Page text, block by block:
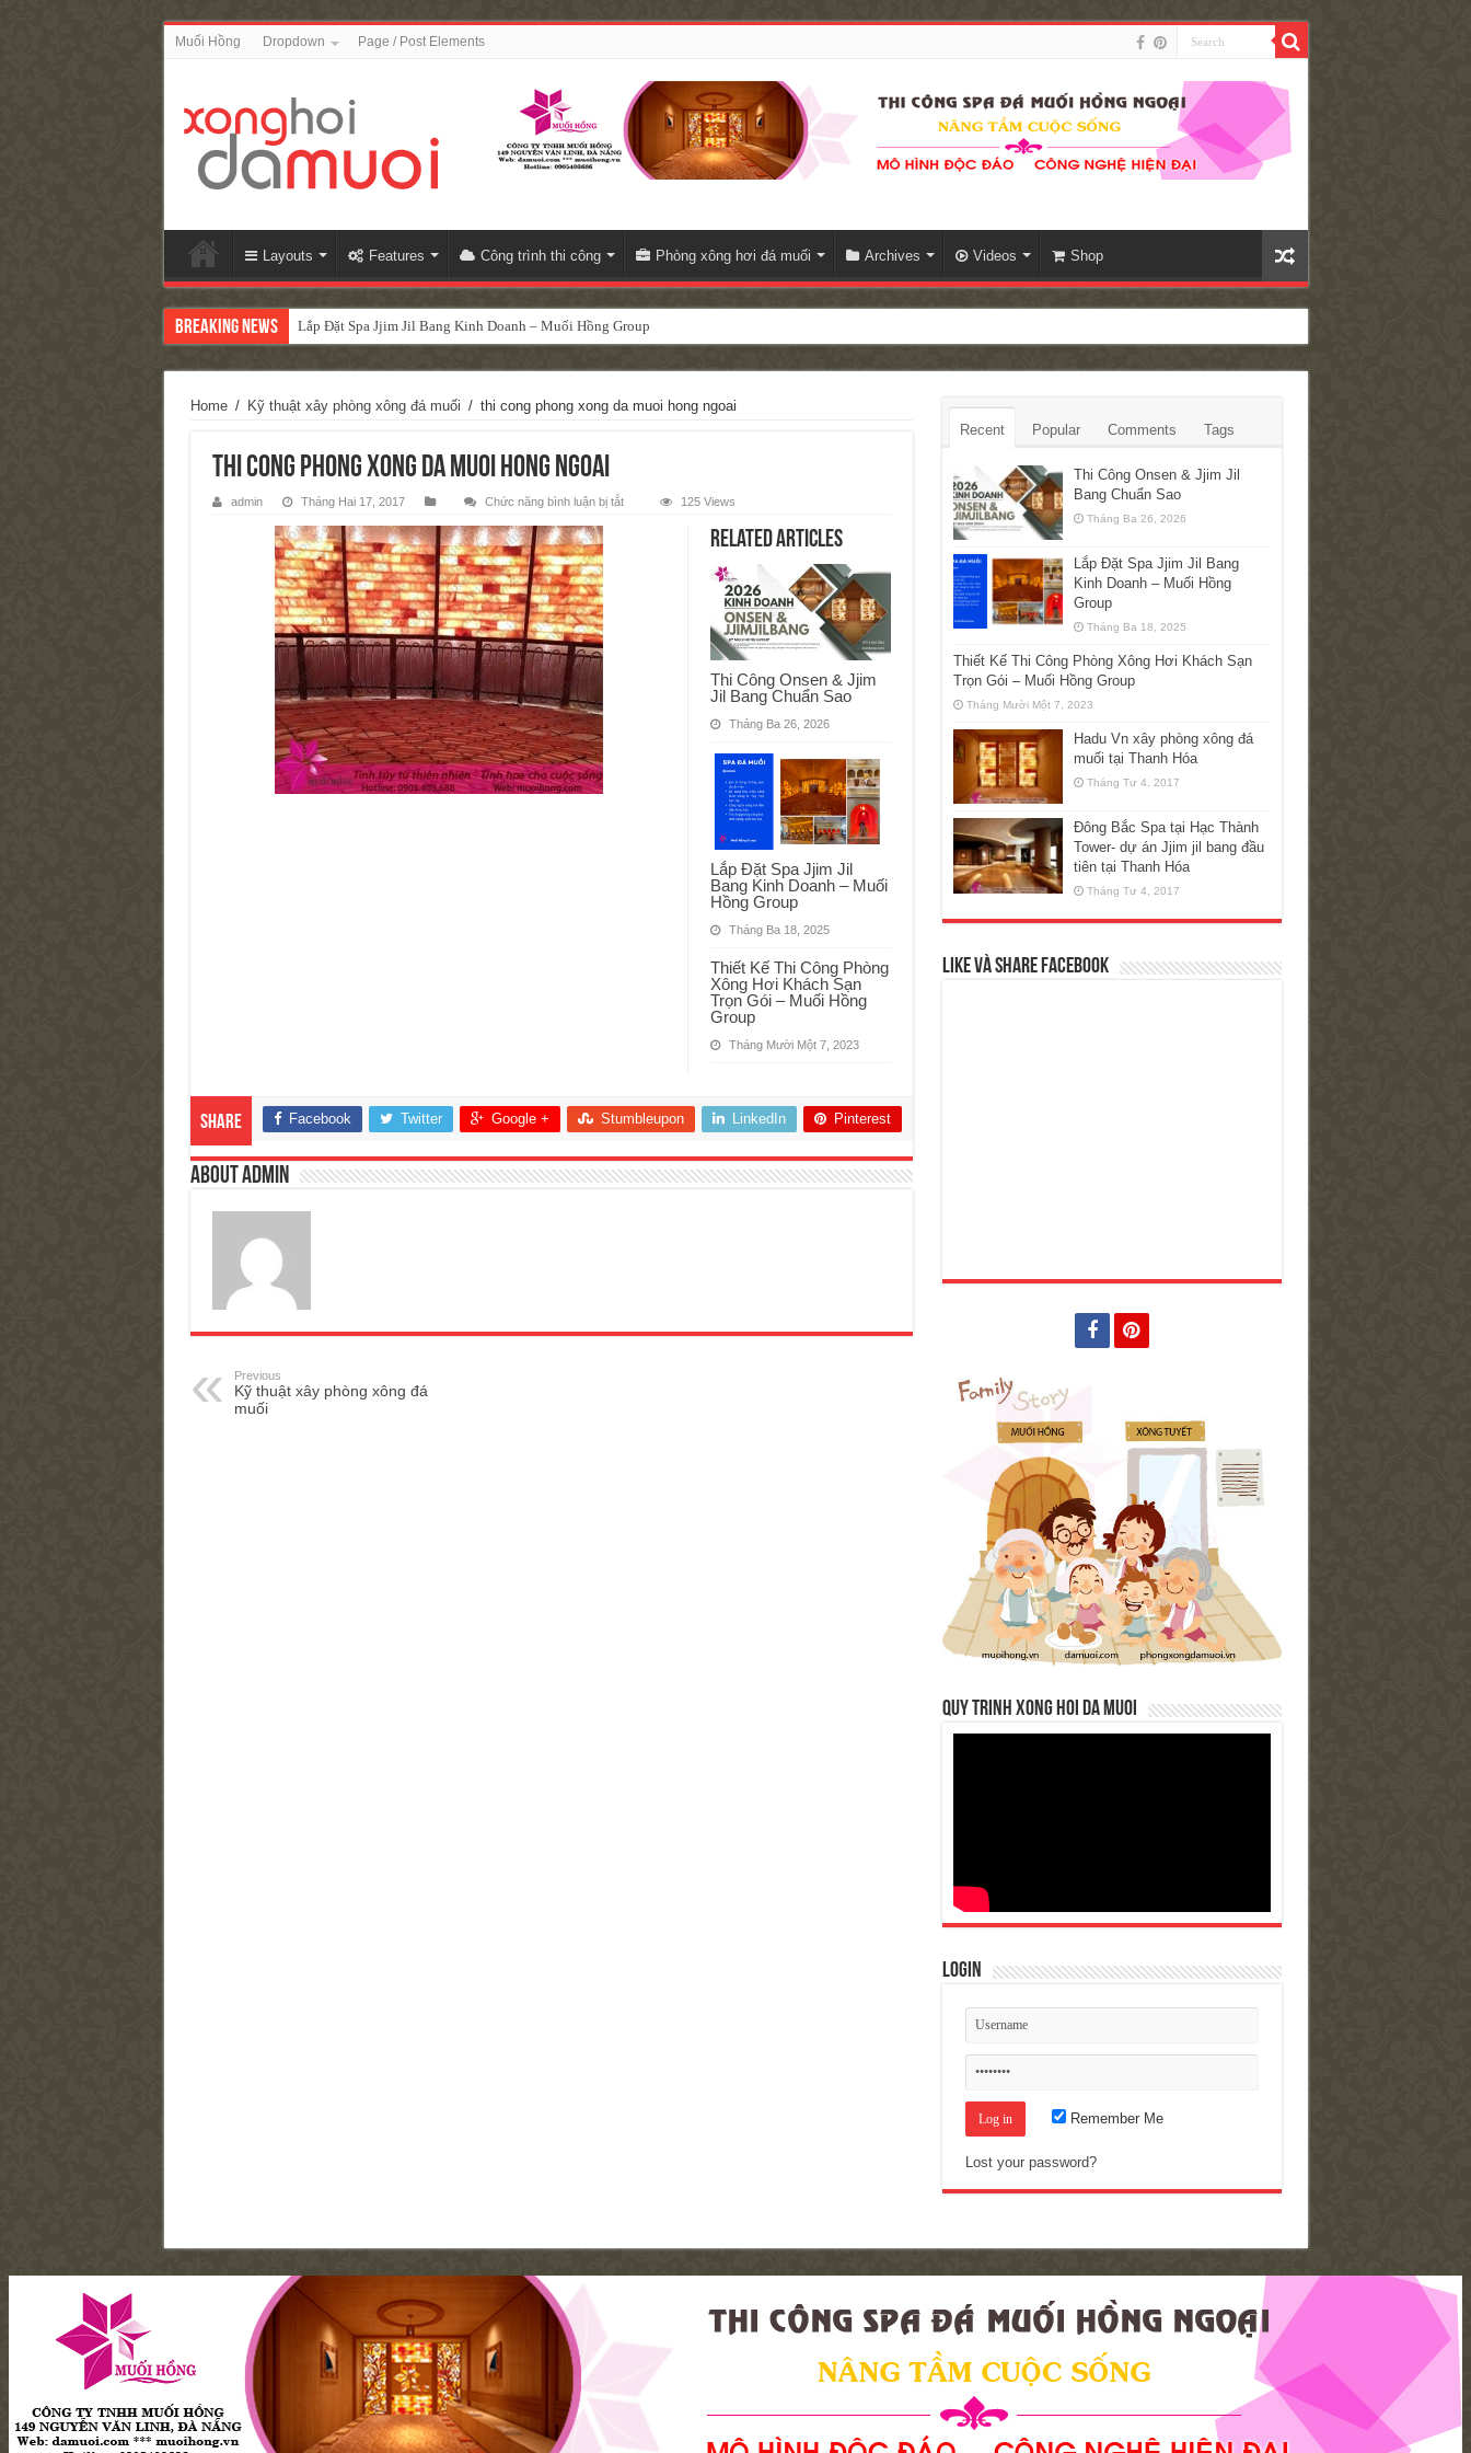
Muối Hồng Dropdown Page / Post Elements
Layouts Features Công trình thi công Phòng xông hơi đá muối Archives Videos Shop
Breaking News Lắp Đặt Spa Jjim Jil Bang Kinh Doanh – Muối Hồng Group
Home / Kỹ thuật xây phòng xông đá muối / thi cong phong xong da muoi hong ngoai
thi cong phong xong da muoi hong ngoai
admin Tháng Hai 17, 2017 Chức năng bình luận bị tắtở
125 Views
Related Articles
Thi Công Onsen & Jjim
Jil Bang Chuẩn Sao
Tháng Ba 26, 2026
Lắp Đặt Spa Jjim Jil
Bang Kinh Doanh – Muối
Hồng Group
Tháng Ba 18, 2025
Thiết Kế Thi Công Phòng
Xông Hơi Khách Sạn
Trọn Gói – Muối Hồng
Group
Tháng Mười Một 7, 2023
Share Facebook Twitter Google + Stumbleupon LinkedIn Pinterest
About admin
Previous
Kỹ thuật xây phòng xông đá
muối
Recent Popular Comments Tags
Thi Công Onsen & Jjim Jil
Bang Chuẩn Sao
Tháng Ba 26, 2026
Lắp Đặt Spa Jjim Jil Bang
Kinh Doanh – Muối Hồng
Group
Tháng Ba 18, 2025
Thiết Kế Thi Công Phòng Xông Hơi Khách Sạn
Trọn Gói – Muối Hồng Group
Tháng Mười Một 7, 2023
Hadu Vn xây phòng xông đá
muối tại Thanh Hóa
Tháng Tư 4, 2017
Đông Bắc Spa tại Hạc Thành
Tower- dự án Jjim jil bang đầu
tiên tại Thanh Hóa
Tháng Tư 4, 2017
Like và Share Facebook
QUY TRINH XONG HOI DA MUOI
Login
Remember Me
Lost your password?